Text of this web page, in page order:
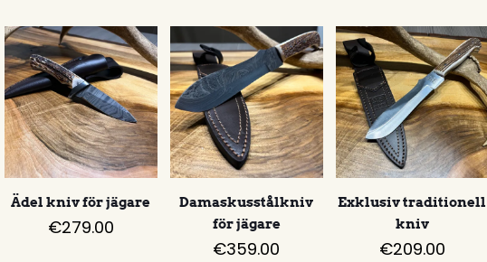
Ädel kniv för jägare
€279.00
Damaskusstålkniv
för jägare
€359.00
Exklusiv traditionell
kniv
€209.00